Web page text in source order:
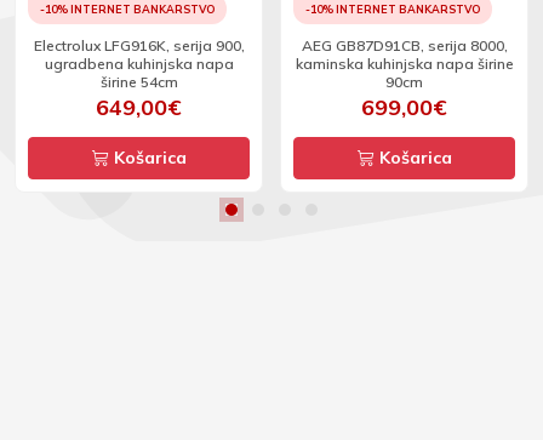
-10% INTERNET BANKARSTVO
Electrolux LFG916K, serija 900,
ugradbena kuhinjska napa
širine 54cm
649,00€
Košarica
-10% INTERNET BANKARSTVO
AEG GB87D91CB, serija 8000,
kaminska kuhinjska napa širine
90cm
699,00€
Košarica